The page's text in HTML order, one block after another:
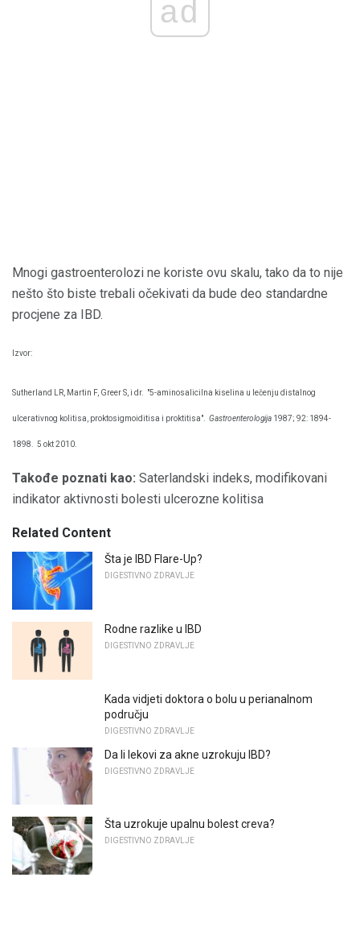
ad
Mnogi gastroenterolozi ne koriste ovu skalu, tako da to nije
nešto što biste trebali očekivati ​​da bude deo standardne
procjene za IBD.
Izvor:
Sutherland LR, Martin F, Greer S, i dr. "5-aminosalicilna kiselina u lečenju distalnog
ulcerativnog kolitisa, proktosigmoiditisa i proktitisa". Gastroenterologija 1987; 92: 1894-
1898. 5 okt 2010.
Takođe poznati kao: Saterlandski indeks, modifikovani
indikator aktivnosti bolesti ulcerozne kolitisa
Related Content
Šta je IBD Flare-Up?
DIGESTIVNO ZDRAVLJE
Rodne razlike u IBD
DIGESTIVNO ZDRAVLJE
Kada vidjeti doktora o bolu u perianalnom
području
DIGESTIVNO ZDRAVLJE
Da li lekovi za akne uzrokuju IBD?
DIGESTIVNO ZDRAVLJE
Šta uzrokuje upalnu bolest creva?
DIGESTIVNO ZDRAVLJE